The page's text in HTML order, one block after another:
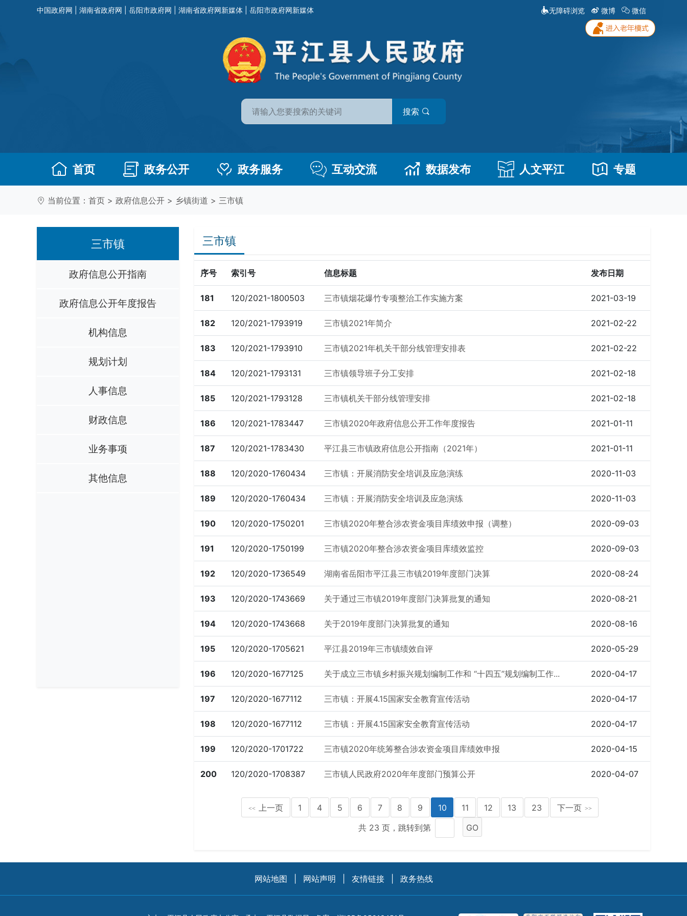
中国政府网 湖南省政府网 岳阳市政府网 湖南省政府网新媒体 岳阳市政府网新媒体 无障碍浏览 微博 微信
搜索
首页 政务公开 政务服务 互动交流 数据发布 人文平江 专题
当前位置： 首页 > 政府信息公开 > 乡镇街道 > 三市镇
三市镇
政府信息公开指南
政府信息公开年度报告
机构信息
规划计划
人事信息
财政信息
业务事项
其他信息
三市镇
序号 索引号 信息标题 发布日期
181 120/2021-1800503 三市镇烟花爆竹专项整治工作实施方案 2021-03-19
182 120/2021-1793919 三市镇2021年简介 2021-02-22
183 120/2021-1793910 三市镇2021年机关干部分线管理安排表 2021-02-22
184 120/2021-1793131 三市镇领导班子分工安排 2021-02-18
185 120/2021-1793128 三市镇机关干部分线管理安排 2021-02-18
186 120/2021-1783447 三市镇2020年政府信息公开工作年度报告 2021-01-11
187 120/2021-1783430 平江县三市镇政府信息公开指南（2021年） 2021-01-11
188 120/2020-1760434 三市镇：开展消防安全培训及应急演练 2020-11-03
189 120/2020-1760434 三市镇：开展消防安全培训及应急演练 2020-11-03
190 120/2020-1750201 三市镇2020年整合涉农资金项目库绩效申报（调整） 2020-09-03
191 120/2020-1750199 三市镇2020年整合涉农资金项目库绩效监控 2020-09-03
192 120/2020-1736549 湖南省岳阳市平江县三市镇2019年度部门决算 2020-08-24
193 120/2020-1743669 关于通过三市镇2019年度部门决算批复的通知 2020-08-21
194 120/2020-1743668 关于2019年度部门决算批复的通知 2020-08-16
195 120/2020-1705621 平江县2019年三市镇绩效自评 2020-05-29
196 120/2020-1677125 关于成立三市镇乡村振兴规划编制工作和 “十四五”规划编制工作... 2020-04-17
197 120/2020-1677112 三市镇：开展4.15国家安全教育宣传活动 2020-04-17
198 120/2020-1677112 三市镇：开展4.15国家安全教育宣传活动 2020-04-17
199 120/2020-1701722 三市镇2020年统筹整合涉农资金项目库绩效申报 2020-04-15
200 120/2020-1708387 三市镇人民政府2020年年度部门预算公开 2020-04-07
<< 上一页 1 4 5 6 7 8 9 10 11 12 13 23 下一页 >>
共 23 页，跳转到第 GO
网站地图 网站声明 友情链接 政务热线